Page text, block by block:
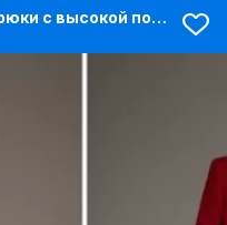
Деловые укороченные брюки с высокой посадкой и складками